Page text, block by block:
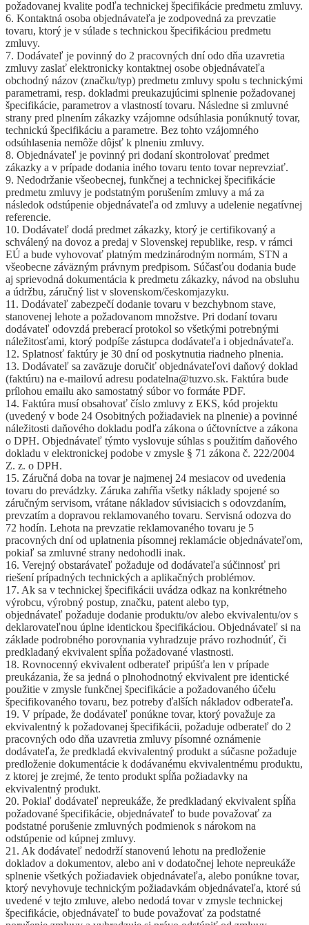
požadovanej kvalite podľa technickej špecifikácie predmetu zmluvy.
6. Kontaktná osoba objednávateľa je zodpovedná za prevzatie
tovaru, ktorý je v súlade s technickou špecifikáciou predmetu
zmluvy.
7. Dodávateľ je povinný do 2 pracovných dní odo dňa uzavretia
zmluvy zaslať elektronicky kontaktnej osobe objednávateľa
obchodný názov (značku/typ) predmetu zmluvy spolu s technickými
parametrami, resp. dokladmi preukazujúcimi splnenie požadovanej
špecifikácie, parametrov a vlastností tovaru. Následne si zmluvné
strany pred plnením zákazky vzájomne odsúhlasia ponúknutý tovar,
technickú špecifikáciu a parametre. Bez tohto vzájomného
odsúhlasenia nemôže dôjsť k plneniu zmluvy.
8. Objednávateľ je povinný pri dodaní skontrolovať predmet
zákazky a v prípade dodania iného tovaru tento tovar neprevziať.
9. Nedodržanie všeobecnej, funkčnej a technickej špecifikácie
predmetu zmluvy je podstatným porušením zmluvy a má za
následok odstúpenie objednávateľa od zmluvy a udelenie negatívnej
referencie.
10. Dodávateľ dodá predmet zákazky, ktorý je certifikovaný a
schválený na dovoz a predaj v Slovenskej republike, resp. v rámci
EÚ a bude vyhovovať platným medzinárodným normám, STN a
všeobecne záväzným právnym predpisom. Súčasťou dodania bude
aj sprievodná dokumentácia k predmetu zákazky, návod na obsluhu
a údržbu, záručný list v slovenskom/českomjazyku.
11. Dodávateľ zabezpečí dodanie tovaru v bezchybnom stave,
stanovenej lehote a požadovanom množstve. Pri dodaní tovaru
dodávateľ odovzdá preberací protokol so všetkými potrebnými
náležitosťami, ktorý podpíše zástupca dodávateľa i objednávateľa.
12. Splatnosť faktúry je 30 dní od poskytnutia riadneho plnenia.
13. Dodávateľ sa zaväzuje doručiť objednávateľovi daňový doklad
(faktúru) na e-mailovú adresu podatelna@tuzvo.sk. Faktúra bude
prílohou emailu ako samostatný súbor vo formáte PDF.
14. Faktúra musí obsahovať číslo zmluvy z EKS, kód projektu
(uvedený v bode 24 Osobitných požiadaviek na plnenie) a povinné
náležitosti daňového dokladu podľa zákona o účtovníctve a zákona
o DPH. Objednávateľ týmto vyslovuje súhlas s použitím daňového
dokladu v elektronickej podobe v zmysle § 71 zákona č. 222/2004
Z. z. o DPH.
15. Záručná doba na tovar je najmenej 24 mesiacov od uvedenia
tovaru do prevádzky. Záruka zahŕňa všetky náklady spojené so
záručným servisom, vrátane nákladov súvisiacich s odovzdaním,
prevzatím a dopravou reklamovaného tovaru. Servisná odozva do
72 hodín. Lehota na prevzatie reklamovaného tovaru je 5
pracovných dní od uplatnenia písomnej reklamácie objednávateľom,
pokiaľ sa zmluvné strany nedohodli inak.
16. Verejný obstarávateľ požaduje od dodávateľa súčinnosť pri
riešení prípadných technických a aplikačných problémov.
17. Ak sa v technickej špecifikácii uvádza odkaz na konkrétneho
výrobcu, výrobný postup, značku, patent alebo typ,
objednávateľ požaduje dodanie produktu/ov alebo ekvivalentu/ov s
deklarovateľnou úplne identickou špecifikáciou. Objednávateľ si na
základe podrobného porovnania vyhradzuje právo rozhodnúť, či
predkladaný ekvivalent spĺňa požadované vlastnosti.
18. Rovnocenný ekvivalent odberateľ pripúšťa len v prípade
preukázania, že sa jedná o plnohodnotný ekvivalent pre identické
použitie v zmysle funkčnej špecifikácie a požadovaného účelu
špecifikovaného tovaru, bez potreby ďalších nákladov odberateľa.
19. V prípade, že dodávateľ ponúkne tovar, ktorý považuje za
ekvivalentný k požadovanej špecifikácii, požaduje odberateľ do 2
pracovných odo dňa uzavretia zmluvy písomné oznámenie
dodávateľa, že predkladá ekvivalentný produkt a súčasne požaduje
predloženie dokumentácie k dodávanému ekvivalentnému produktu,
z ktorej je zrejmé, že tento produkt spĺňa požiadavky na
ekvivalentný produkt.
20. Pokiaľ dodávateľ nepreukáže, že predkladaný ekvivalent spĺňa
požadované špecifikácie, objednávateľ to bude považovať za
podstatné porušenie zmluvných podmienok s nárokom na
odstúpenie od kúpnej zmluvy.
21. Ak dodávateľ nedodrží stanovenú lehotu na predloženie
dokladov a dokumentov, alebo ani v dodatočnej lehote nepreukáže
splnenie všetkých požiadaviek objednávateľa, alebo ponúkne tovar,
ktorý nevyhovuje technickým požiadavkám objednávateľa, ktoré sú
uvedené v tejto zmluve, alebo nedodá tovar v zmysle technickej
špecifikácie, objednávateľ to bude považovať za podstatné